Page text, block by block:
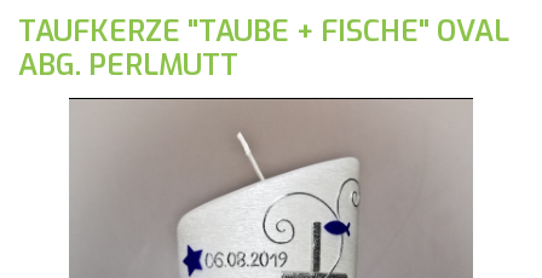
TAUFKERZE "TAUBE + FISCHE" OVAL
ABG. PERLMUTT